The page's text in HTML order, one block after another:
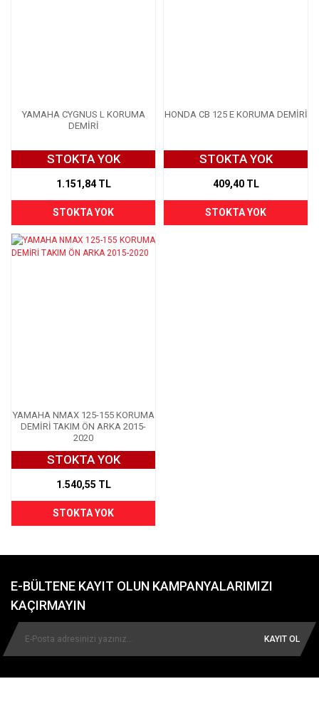
YAMAHA CYGNUS L KORUMA
DEMİRİ
STOKTA YOK
1.151,84 TL
STOKTA YOK
HONDA CB 125 E KORUMA DEMİRİ
STOKTA YOK
409,40 TL
STOKTA YOK
YAMAHA NMAX 125-155 KORUMA
DEMİRİ TAKIM ÖN ARKA 2015-
2020
STOKTA YOK
1.540,55 TL
STOKTA YOK
E-BÜLTENE KAYIT OLUN KAMPANYALARIMIZI
KAÇIRMAYIN
KAYIT OL